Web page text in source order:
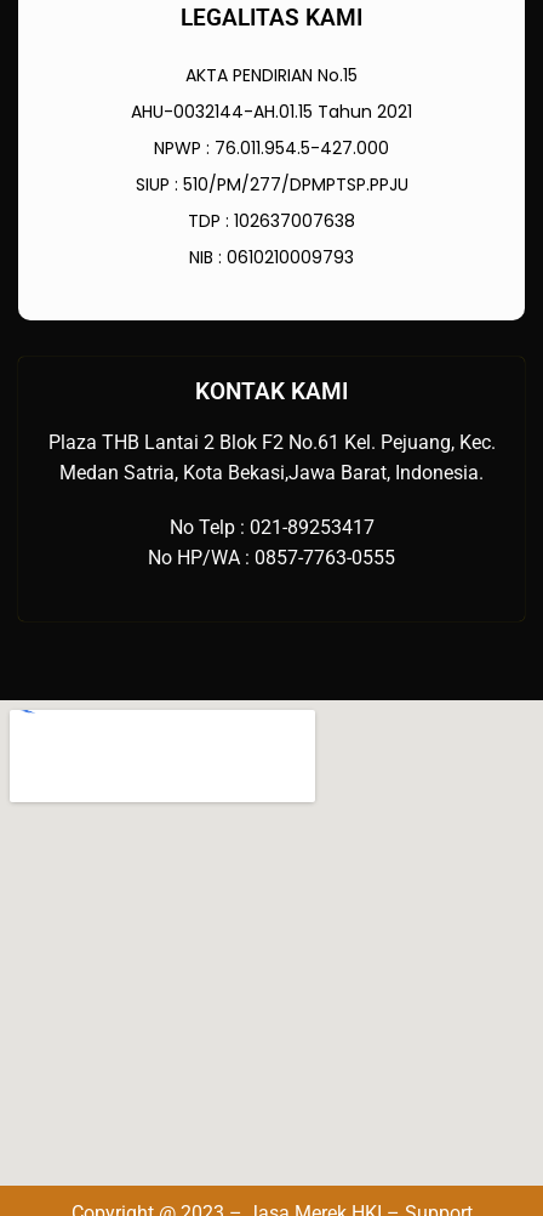
LEGALITAS KAMI
AKTA PENDIRIAN No.15
AHU-0032144-AH.01.15 Tahun 2021
NPWP : 76.011.954.5-427.000
SIUP : 510/PM/277/DPMPTSP.PPJU
TDP : 102637007638
NIB : 0610210009793
KONTAK KAMI
Plaza THB Lantai 2 Blok F2 No.61 Kel. Pejuang, Kec.
Medan Satria, Kota Bekasi,Jawa Barat, Indonesia.
No Telp : 021-89253417
No HP/WA : 0857-7763-0555